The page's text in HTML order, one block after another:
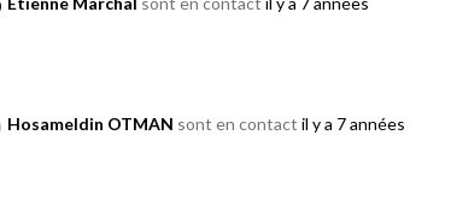
Hosameldin OTMAN sont en contact il y a 7 années